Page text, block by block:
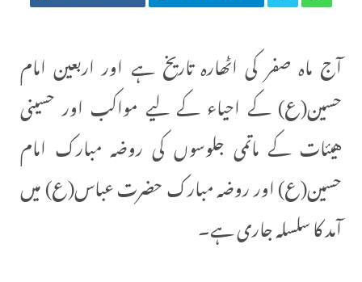
آج ماہ صفر کی اٹھارہ تاریخ ہے اور اربعین امام
حسین(ع) کے احیاء کے لیے مواكب اور حسینی
هيئات کے ماتمی جلوسوں کی روضہ مبارک امام
حسین(ع) اور روضہ مبارک حضرت عباس(ع) میں
آمد کا سلسلہ جاری ہے۔